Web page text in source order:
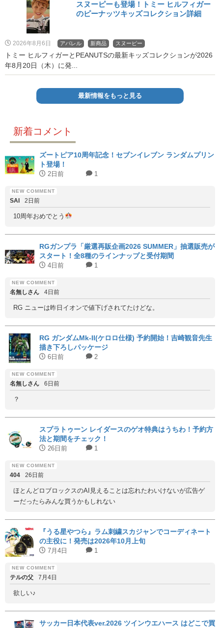
スヌーピーも登場！トミー ヒルフィガー
のピーナッツキッズコレクション詳細
2026年8月6日 アパレル 新商品 スヌーピー
トミー ヒルフィガーとPEANUTSの最新キッズコレクションが2026
年8月20日（木）に発...
最新情報をもっと見る
新着コメント
ズートピア10周年記念！セブンイレブン ランダムプリン
ト登場！
2日前 1
SAI 2日前
10周年おめでとう
RGガンプラ「厳選再販企画2026 SUMMER」抽選販売が
スタート！全8種のラインナップと受付期間
4日前 1
名無しさん 4日前
RG ニューは昨日イオンで値下げされてたけどな。
RG ガンダムMk-II(ケロロ仕様) 予約開始！吉崎観音先生
描き下ろしパッケージ
6日前 2
名無しさん 6日前
？
スプラトゥーン レイダースのゲオ特典はうちわ！予約方
法と期間をチェック！
26日前 1
404 26日前
ほとんどロブロックスのAI見えることは忘れたわいけないが広告ゲ
ーだったらみんな買うかもしれない
『うる星やつら』ラム刺繍スカジャンでコーディネート
の主役に！発売は2026年10月上旬
7月4日 1
テルの父 7月4日
欲しい♪
サッカー日本代表ver.2026 ツインウエハース はどこで買